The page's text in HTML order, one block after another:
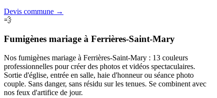
Devis commune →
💨
Fumigènes mariage à Ferrières-Saint-Mary
Nos fumigènes mariage à Ferrières-Saint-Mary : 13 couleurs
professionnelles pour créer des photos et vidéos spectaculaires.
Sortie d'église, entrée en salle, haie d'honneur ou séance photo
couple. Sans danger, sans résidu sur les tenues. Se combinent avec
nos feux d'artifice de jour.